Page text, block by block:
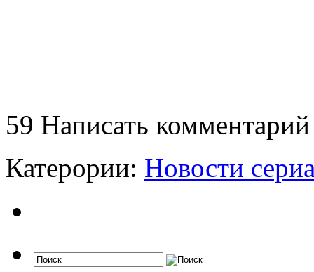
59 Написать комментарий
Катерории: Новости